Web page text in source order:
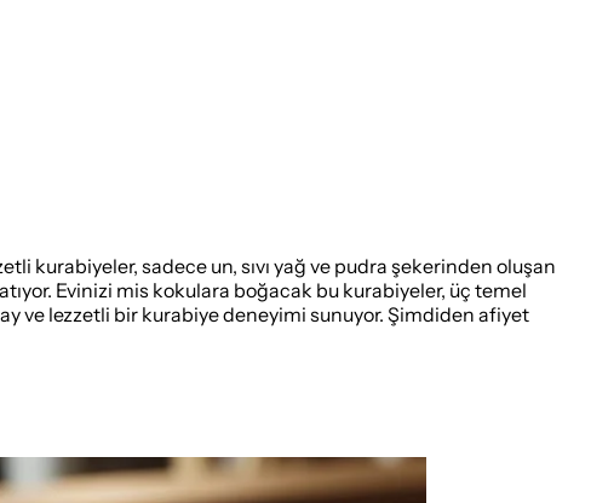
kurabiyeler, sadece un, sıvı yağ ve pudra şekerinden oluşan
Evinizi mis kokulara boğacak bu kurabiyeler, üç temel
ve lezzetli bir kurabiye deneyimi sunuyor. Şimdiden afiyet